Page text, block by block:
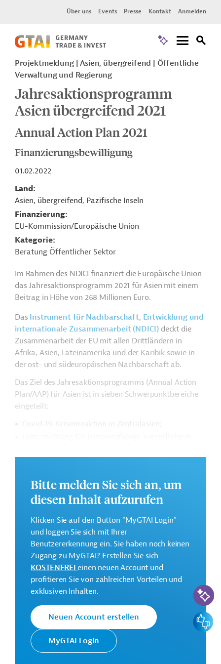
Über uns Events Presse Kontakt Anmelden
Projektmeldung Asien, übergreifend
Öffentliche
Verwaltung und Regierung
Jahresaktionsprogramm
Asien übergreifend 2021
Annual Action Plan 2021
Finanzierungsbewilligung
01.02.2022
Land
Asien, übergreifend, Pazifische Inseln
Finanzierung
EU-Kommission/Europäische Union
Kategorie
Beratung Öffentlicher Sektor
Im Rahmen des NDICI finanziert die Europäische Union
das Jahresaktionsprogramm 2021 für Asien mit einem
Beitrag in Höhe von 268 Millionen Euro.
Das Instrument für Nachbarschaft, Entwicklung und
internationale Zusammenarbeit (NDICI) deckt die
Zusammenarbeit der EU mit allen Drittländern in
Afrika, Asien, Lateinamerika und der Karibik sowie in
der ost- und südeuropäischen Nachbarschaft ab.
Das Ziel des Jahresaktionsprogramms (Annual Action
Plan/AAP) für Asien ist in sieben Schwerpunktbereiche
eingeteilt:
"Grüne Initiative" EU-ASEAN;
Reformen der öffentlichen Finanzverwaltung und -
Blended Finance für den asiatisch-pazifischen Raum;
Förderung von nachhaltigem Verbrauch und
nachhaltiger Produktion.
Weitere Informationen über das
Jahresaktionsprogramm finden Sie in den
Originaldokumenten, die zum Download bereitstehen.
Bei Fragen wenden Sie sich bitte an das Brüsseler Büro
von Germany Trade & Invest unter bruessel@gtai.de.
Gesamtkosten:
268 Millionen Euro
Bitte melden Sie sich an, um
diesen Inhalt aufzurufen
Klicken Sie auf den Button "MyGTAI Login"
und loggen Sie sich mit Ihrer
Benutzererkennung ein. Sie haben noch keinen
Zugang zu MyGTAI? Erstellen Sie sich
KOSTENFREIeinen neuen Account und
profitieren Sie von zahlreichen Vorteilen und
exklusiven Inhalten.
Neuen Account erstellen
MyGTAI Login
KI-